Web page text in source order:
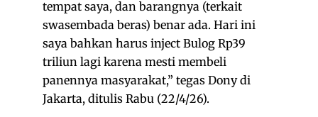
tempat saya, dan barangnya (terkait
swasembada beras) benar ada. Hari ini
saya bahkan harus inject Bulog Rp39
triliun lagi karena mesti membeli
panennya masyarakat,” tegas Dony di
Jakarta, ditulis Rabu (22/4/26).